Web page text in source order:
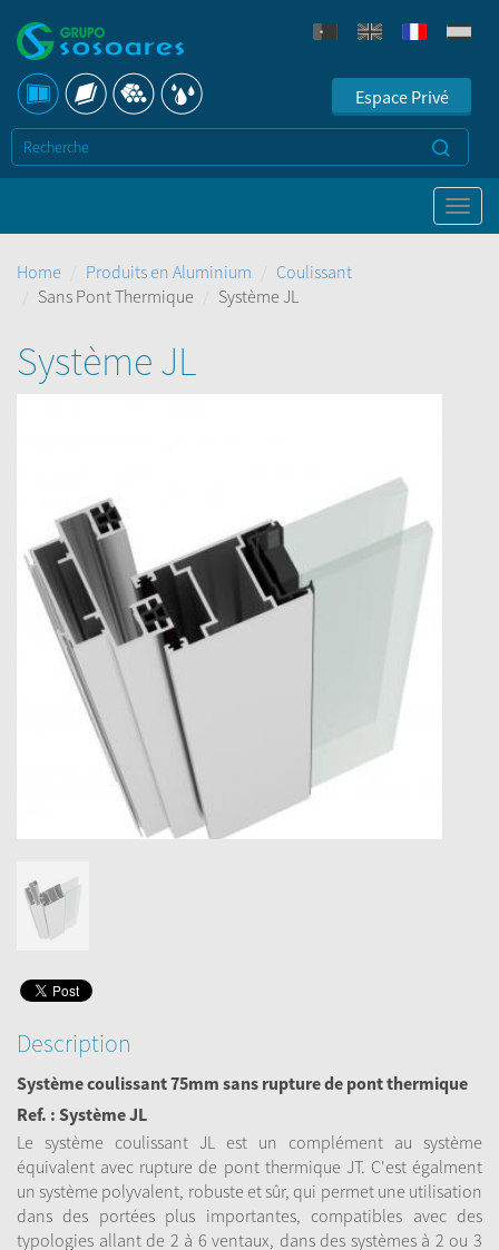
Espace Privé
Home Produits en Aluminium
Coulissant
Sans Pont Thermique
Système JL
Système JL
Description
Système coulissant 75mm sans rupture de pont thermique
Ref. : Système JL
Le système coulissant JL est un complément au système
équivalent avec rupture de pont thermique JT. C'est égalment
un système polyvalent, robuste et sûr, qui permet une utilisation
dans des portées plus importantes, compatibles avec des
typologies allant de 2 à 6 ventaux, dans des systèmes à 2 ou 3